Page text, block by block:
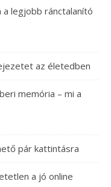
legjobb ránctalanító
az életedben
memória – mi a
pár kattintásra
a jó online